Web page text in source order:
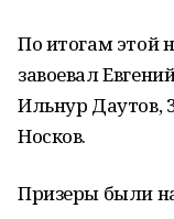
По итогам этой
завоевал
Ильнур Даутов,
Носков.
Призеры были